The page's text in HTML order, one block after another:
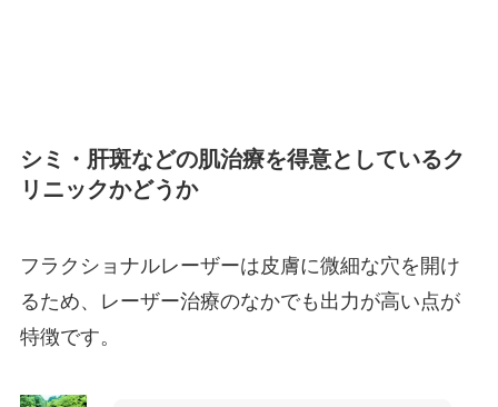
シミ・肝斑などの肌治療を得意としているク
リニックかどうか
フラクショナルレーザーは皮膚に微細な穴を開け
るため、レーザー治療のなかでも出力が高い点が
特徴です。